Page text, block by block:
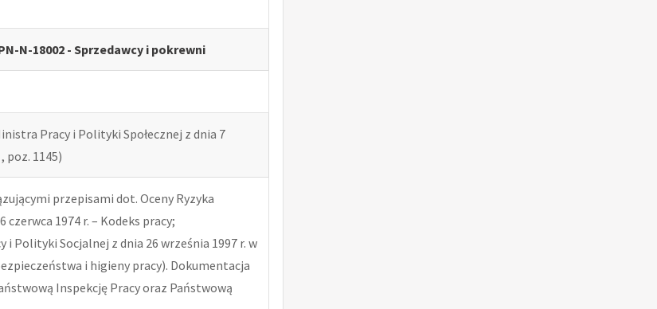
N-18002 - Sprzedawcy i pokrewni
Pracy i Polityki Społecznej z dnia 7
poz. 1145)
przepisami dot. Oceny Ryzyka
1974 r. – Kodeks pracy;
Polityki Socjalnej z dnia 26 września 1997 r. w
i higieny pracy). Dokumentacja
Inspekcję Pracy oraz Państwową